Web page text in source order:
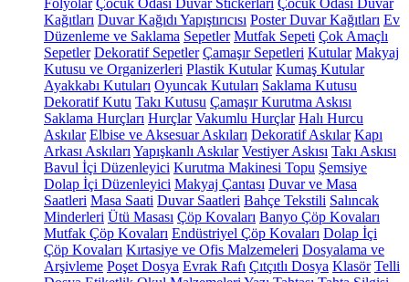
Folyolar Çocuk Odası Duvar Stickerları Çocuk Odası Duvar
Kağıtları Duvar Kağıdı Yapıştırıcısı Poster Duvar Kağıtları Ev
Düzenleme ve Saklama Sepetler Mutfak Sepeti Çok Amaçlı
Sepetler Dekoratif Sepetler Çamaşır Sepetleri Kutular Makyaj
Kutusu ve Organizerleri Plastik Kutular Kumaş Kutular
Ayakkabı Kutuları Oyuncak Kutuları Saklama Kutusu
Dekoratif Kutu Takı Kutusu Çamaşır Kurutma Askısı
Saklama Hurçları Hurçlar Vakumlu Hurçlar Halı Hurcu
Askılar Elbise ve Aksesuar Askıları Dekoratif Askılar Kapı
Arkası Askıları Yapışkanlı Askılar Vestiyer Askısı Takı Askısı
Bavul İçi Düzenleyici Kurutma Makinesi Topu Şemsiye
Dolap İçi Düzenleyici Makyaj Çantası Duvar ve Masa
Saatleri Masa Saati Duvar Saatleri Bahçe Tekstili Salıncak
Minderleri Ütü Masası Çöp Kovaları Banyo Çöp Kovaları
Mutfak Çöp Kovaları Endüstriyel Çöp Kovaları Dolap İçi
Çöp Kovaları Kırtasiye ve Ofis Malzemeleri Dosyalama ve
Arşivleme Poşet Dosya Evrak Rafı Çıtçıtlı Dosya Klasör Telli